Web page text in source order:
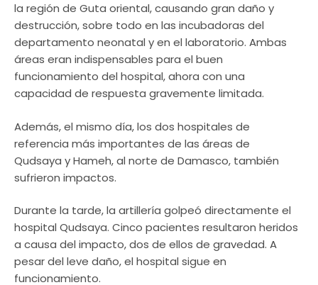
la región de Guta oriental, causando gran daño y
destrucción, sobre todo en las incubadoras del
departamento neonatal y en el laboratorio. Ambas
áreas eran indispensables para el buen
funcionamiento del hospital, ahora con una
capacidad de respuesta gravemente limitada.
Además, el mismo día, los dos hospitales de
referencia más importantes de las áreas de
Qudsaya y Hameh, al norte de Damasco, también
sufrieron impactos.
Durante la tarde, la artillería golpeó directamente el
hospital Qudsaya. Cinco pacientes resultaron heridos
a causa del impacto, dos de ellos de gravedad. A
pesar del leve daño, el hospital sigue en
funcionamiento.